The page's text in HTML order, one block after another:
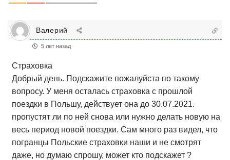
Валерий
5 лет назад
Страховка
Добрый день. Подскажите пожалуйста по такому
вопросу. У меня осталась страховка с прошлой
поездки в Польшу, действует она до 30.07.2021.
пропустят ли по ней снова или нужно делать новую на
весь период новой поездки. Сам много раз видел, что
погранцы Польские страховки наши и не смотрят
даже, но думаю спрошу, может кто подскажет ?